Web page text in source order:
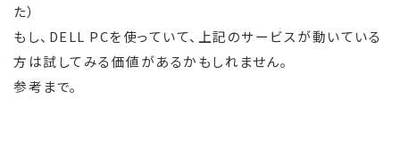
た）
もし、DELL PCを使っていて、上記のサービスが動いている
方は試してみる価値があるかもしれません。
参考まで。